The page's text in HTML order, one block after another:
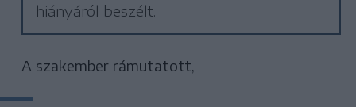
hiányáról beszélt.
A szakember rámutatott,